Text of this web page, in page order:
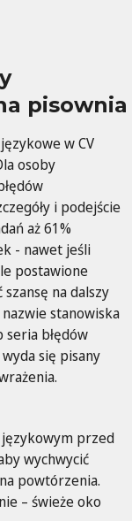
pisownia
w CV
osoby
i podejście
aż 61%
- nawet jeśli
postawione
na dalszy
stanowiska
seria błędów
się pisany
językowym przed
wychwycić
powtórzenia.
– świeże oko